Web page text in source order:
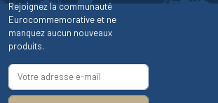
Rejoignez la communauté
Eurocommemorative et ne
manquez aucun nouveaux
produits.